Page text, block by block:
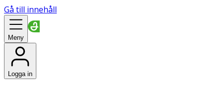
Gå till innehåll
Meny
Logga in